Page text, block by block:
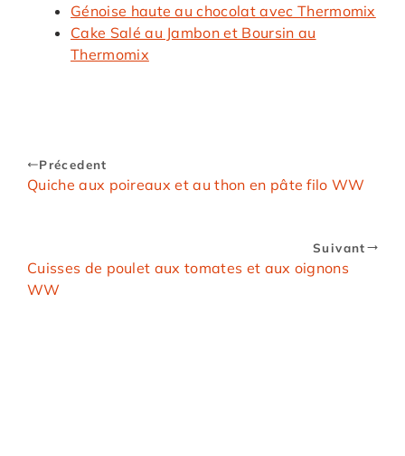
Génoise haute au chocolat avec Thermomix
Cake Salé au Jambon et Boursin au
Thermomix
Précedent
Quiche aux poireaux et au thon en pâte filo WW
Suivant
Cuisses de poulet aux tomates et aux oignons
WW